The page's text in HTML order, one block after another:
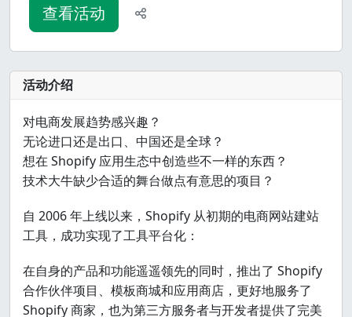
查看活动
活动介绍
对电商发展趋势感兴趣？
无论进口还是出口、中国还是全球？
想在 Shopify 应用生态中创造些不一样的东西？
技术大牛缺少合适的舞台做点有意思的项目？
自 2006 年上线以来，Shopify 从初期的电商网站建站
工具，成功实现了工具平台化：
在自身的产品和功能遥遥领先的同时，推出了 Shopify
合作伙伴项目、模板商城和应用商店，更好地服务了
Shopify 商家，也为第三方服务者与开发者提供了完美